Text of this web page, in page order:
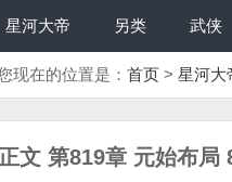
星河大帝 另类 武侠
现在的位置是： 首页 > 星河大
正文 第819章 元始布局